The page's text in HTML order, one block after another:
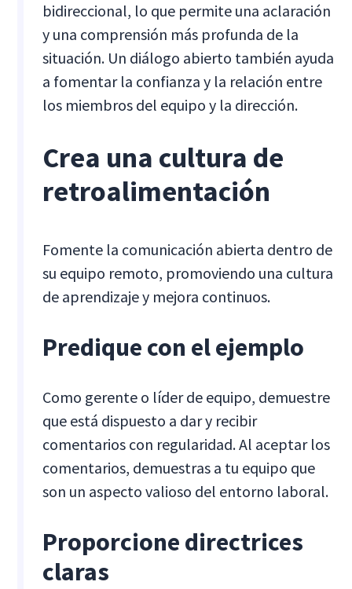
bidireccional, lo que permite una aclaración
y una comprensión más profunda de la
situación. Un diálogo abierto también ayuda
a fomentar la confianza y la relación entre
los miembros del equipo y la dirección.
Crea una cultura de
retroalimentación
Fomente la comunicación abierta dentro de
su equipo remoto, promoviendo una cultura
de aprendizaje y mejora continuos.
Predique con el ejemplo
Como gerente o líder de equipo, demuestre
que está dispuesto a dar y recibir
comentarios con regularidad. Al aceptar los
comentarios, demuestras a tu equipo que
son un aspecto valioso del entorno laboral.
Proporcione directrices
claras